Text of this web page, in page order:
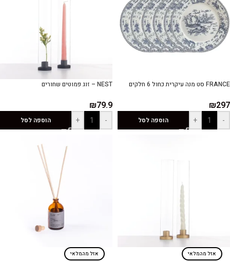
FRANCE סט מנה עיקרית כחול 6 חלקים
₪297
-
+ הוספה לסל
NEST – זוג פמוטים שחורים
₪79.9
-
+ הוספה לסל
אזל מהמלאי אזל מהמלאי